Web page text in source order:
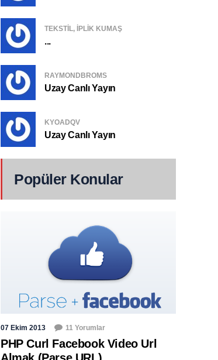
TEKSTIL, IPLIK KUMAŞ
...
RAYMONDBROMS
Uzay Canlı Yayın
KYOADQV
Uzay Canlı Yayın
Popüler Konular
07 Ekim 2013 11 Yorumlar
PHP Curl Facebook Video Url